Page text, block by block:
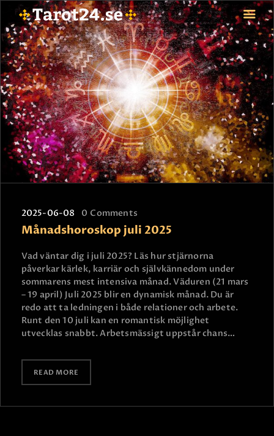
HEM
ASTROLOGI
STJÄRNTECKEN
TAROT
SPÅDAM-SIERSKA
BLOGG
BETALNING
FAQ
2025-06-08 0 Comments
Månadshoroskop juli 2025
Vad väntar dig i juli 2025? Läs hur stjärnorna
påverkar kärlek, karriär och självkännedom under
sommarens mest intensiva månad. Väduren (21 mars
– 19 april) Juli 2025 blir en dynamisk månad. Du är
redo att ta ledningen i både relationer och arbete.
Runt den 10 juli kan en romantisk möjlighet
utvecklas snabbt. Arbetsmässigt uppstår chans…
READ MORE